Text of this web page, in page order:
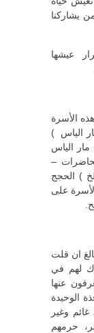
يشاركنا
عيشها
الأسرة
الياس )
الياس
–
) الحجج
على
ان قلت
لهم في
عنها
الوحيدة
وغير
حرمهم